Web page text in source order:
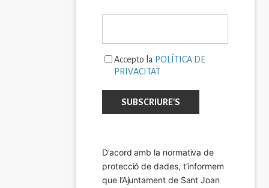
Accepto la POLÍTICA DE
PRIVACITAT
D’acord amb la normativa de
protecció de dades, t’informem
que l’Ajuntament de Sant Joan